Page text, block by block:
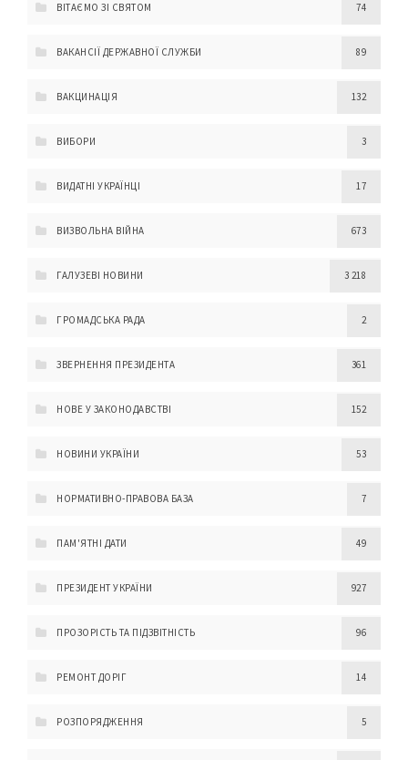
ВІТАЄМО ЗІ СВЯТОМ 74
ВАКАНСІЇ ДЕРЖАВНОЇ СЛУЖБИ 89
ВАКЦИНАЦІЯ 132
ВИБОРИ 3
ВИДАТНІ УКРАЇНЦІ 17
ВИЗВОЛЬНА ВІЙНА 673
ГАЛУЗЕВІ НОВИНИ 3 218
ГРОМАДСЬКА РАДА 2
ЗВЕРНЕННЯ ПРЕЗИДЕНТА 361
НОВЕ У ЗАКОНОДАВСТВІ 152
НОВИНИ УКРАЇНИ 53
НОРМАТИВНО-ПРАВОВА БАЗА 7
ПАМ'ЯТНІ ДАТИ 49
ПРЕЗИДЕНТ УКРАЇНИ 927
ПРОЗОРІСТЬ ТА ПІДЗВІТНІСТЬ 96
РЕМОНТ ДОРІГ 14
РОЗПОРЯДЖЕННЯ 5